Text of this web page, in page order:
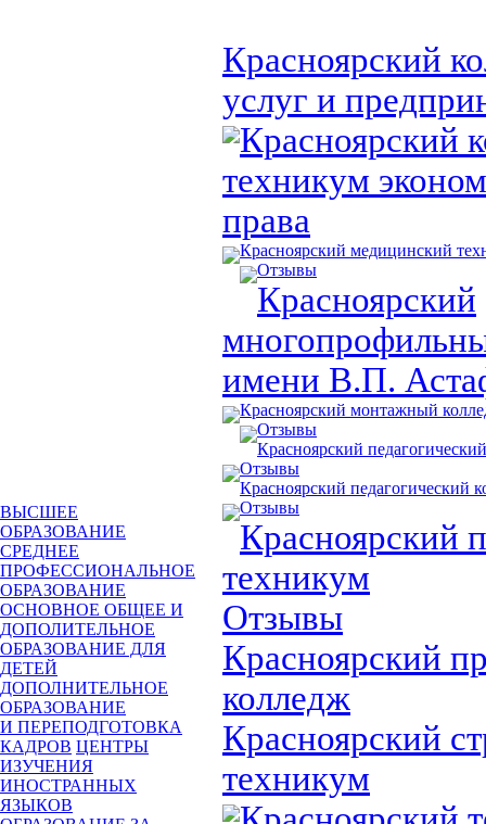
ВЫСШЕЕ
ОБРАЗОВАНИЕ
СРЕДНЕЕ
ПРОФЕССИОНАЛЬНОЕ
ОБРАЗОВАНИЕ
ОСНОВНОЕ ОБЩЕЕ И
ДОПОЛИТЕЛЬНОЕ
ОБРАЗОВАНИЕ ДЛЯ
ДЕТЕЙ
ДОПОЛНИТЕЛЬНОЕ
ОБРАЗОВАНИЕ
И ПЕРЕПОДГОТОВКА
КАДРОВ ЦЕНТРЫ
ИЗУЧЕНИЯ
ИНОСТРАННЫХ
ЯЗЫКОВ
Красноярский
услуг и
Красноярский
техникум
права
Красноярский медицинский
Отзывы
Красноярский
имени В.П.
Красноярский монтажный
Отзывы
Красноярский
Отзывы
Красноярский педагогический
Отзывы
Красноярский
техникум
Отзывы
Красноярский
колледж
Красноярский
техникум